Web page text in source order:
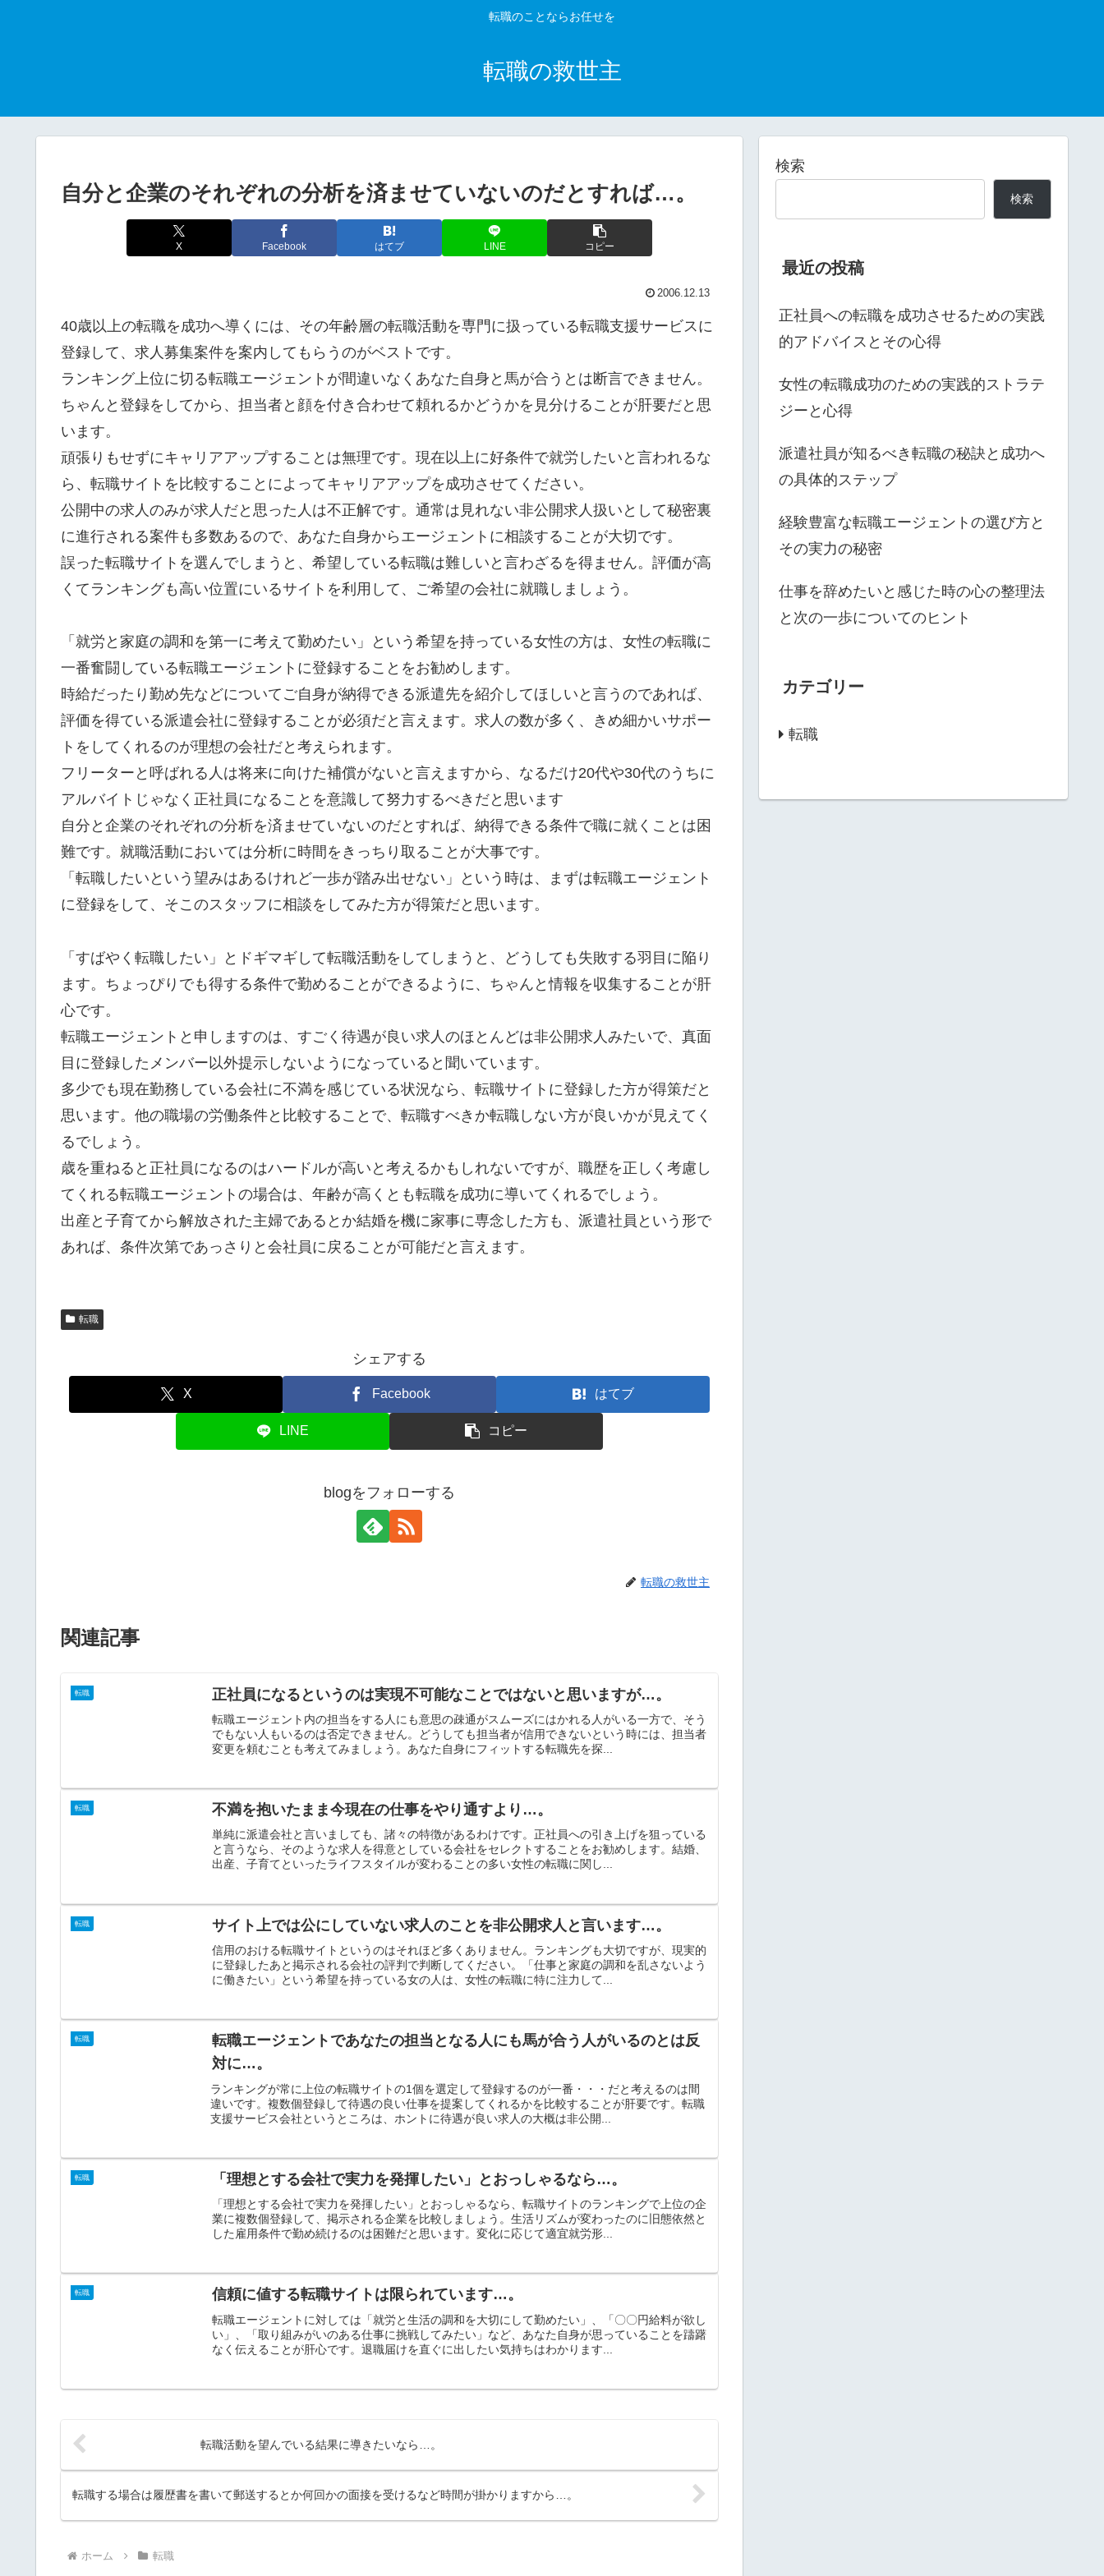
転職のことならお任せを
転職の救世主
自分と企業のそれぞれの分析を済ませていないのだとすれば…。
X Facebook はてブ LINE コピー
2006.12.13
40歳以上の転職を成功へ導くには、その年齢層の転職活動を専門に扱っている転職支援サービスに
登録して、求人募集案件を案内してもらうのがベストです。
ランキング上位に切る転職エージェントが間違いなくあなた自身と馬が合うとは断言できません。
ちゃんと登録をしてから、担当者と顔を付き合わせて頼れるかどうかを見分けることが肝要だと思
います。
頑張りもせずにキャリアアップすることは無理です。現在以上に好条件で就労したいと言われるな
ら、転職サイトを比較することによってキャリアアップを成功させてください。
公開中の求人のみが求人だと思った人は不正解です。通常は見れない非公開求人扱いとして秘密裏
に進行される案件も多数あるので、あなた自身からエージェントに相談することが大切です。
誤った転職サイトを選んでしまうと、希望している転職は難しいと言わざるを得ません。評価が高
くてランキングも高い位置にいるサイトを利用して、ご希望の会社に就職しましょう。
「就労と家庭の調和を第一に考えて勤めたい」という希望を持っている女性の方は、女性の転職に
一番奮闘している転職エージェントに登録することをお勧めします。
時給だったり勤め先などについてご自身が納得できる派遣先を紹介してほしいと言うのであれば、
評価を得ている派遣会社に登録することが必須だと言えます。求人の数が多く、きめ細かいサポー
トをしてくれるのが理想の会社だと考えられます。
フリーターと呼ばれる人は将来に向けた補償がないと言えますから、なるだけ20代や30代のうちに
アルバイトじゃなく正社員になることを意識して努力するべきだと思います
自分と企業のそれぞれの分析を済ませていないのだとすれば、納得できる条件で職に就くことは困
難です。就職活動においては分析に時間をきっちり取ることが大事です。
「転職したいという望みはあるけれど一歩が踏み出せない」という時は、まずは転職エージェント
に登録をして、そこのスタッフに相談をしてみた方が得策だと思います。
「すばやく転職したい」とドギマギして転職活動をしてしまうと、どうしても失敗する羽目に陥り
ます。ちょっぴりでも得する条件で勤めることができるように、ちゃんと情報を収集することが肝
心です。
転職エージェントと申しますのは、すごく待遇が良い求人のほとんどは非公開求人みたいで、真面
目に登録したメンバー以外提示しないようになっていると聞いています。
多少でも現在勤務している会社に不満を感じている状況なら、転職サイトに登録した方が得策だと
思います。他の職場の労働条件と比較することで、転職すべきか転職しない方が良いかが見えてく
るでしょう。
歳を重ねると正社員になるのはハードルが高いと考えるかもしれないですが、職歴を正しく考慮し
てくれる転職エージェントの場合は、年齢が高くとも転職を成功に導いてくれるでしょう。
出産と子育てから解放された主婦であるとか結婚を機に家事に専念した方も、派遣社員という形で
あれば、条件次第であっさりと会社員に戻ることが可能だと言えます。
転職
シェアする
X Facebook はてブ
LINE コピー
blogをフォローする
転職の救世主
関連記事
転職 正社員になるというのは実現不可能なことではないと思いますが…。
転職エージェント内の担当をする人にも意思の疎通がスムーズにはかれる人がいる一方で、そう
でもない人もいるのは否定できません。どうしても担当者が信用できないという時には、担当者
変更を頼むことも考えてみましょう。あなた自身にフィットする転職先を探...
転職 不満を抱いたまま今現在の仕事をやり通すより…。
単純に派遣会社と言いましても、諸々の特徴があるわけです。正社員への引き上げを狙っている
と言うなら、そのような求人を得意としている会社をセレクトすることをお勧めします。結婚、
出産、子育てといったライフスタイルが変わることの多い女性の転職に関し...
転職 サイト上では公にしていない求人のことを非公開求人と言います…。
信用のおける転職サイトというのはそれほど多くありません。ランキングも大切ですが、現実的
に登録したあと掲示される会社の評判で判断してください。「仕事と家庭の調和を乱さないよう
に働きたい」という希望を持っている女の人は、女性の転職に特に注力して...
転職
転職エージェントであなたの担当となる人にも馬が合う人がいるのとは反
対に…。
ランキングが常に上位の転職サイトの1個を選定して登録するのが一番・・・だと考えるのは間
違いです。複数個登録して待遇の良い仕事を提案してくれるかを比較することが肝要です。転職
支援サービス会社というところは、ホントに待遇が良い求人の大概は非公開...
転職 「理想とする会社で実力を発揮したい」とおっしゃるなら…。
「理想とする会社で実力を発揮したい」とおっしゃるなら、転職サイトのランキングで上位の企
業に複数個登録して、掲示される企業を比較しましょう。生活リズムが変わったのに旧態依然と
した雇用条件で勤め続けるのは困難だと思います。変化に応じて適宜就労形...
転職 信頼に値する転職サイトは限られています…。
転職エージェントに対しては「就労と生活の調和を大切にして勤めたい」、「〇〇円給料が欲し
い」、「取り組みがいのある仕事に挑戦してみたい」など、あなた自身が思っていることを躊躇
なく伝えることが肝心です。退職届けを直ぐに出したい気持ちはわかります...
転職活動を望んでいる結果に導きたいなら…。
転職する場合は履歴書を書いて郵送するとか何回かの面接を受けるなど時間が掛かりますから…。
ホーム 転職
検索
検索
最近の投稿
正社員への転職を成功させるための実践
的アドバイスとその心得
女性の転職成功のための実践的ストラテ
ジーと心得
派遣社員が知るべき転職の秘訣と成功へ
の具体的ステップ
経験豊富な転職エージェントの選び方と
その実力の秘密
仕事を辞めたいと感じた時の心の整理法
と次の一歩についてのヒント
カテゴリー
転職